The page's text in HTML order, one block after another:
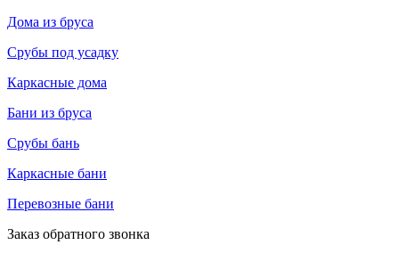
Дома из бруса
Срубы под усадку
Каркасные дома
Бани из бруса
Срубы бань
Каркасные бани
Перевозные бани
Заказ обратного звонка